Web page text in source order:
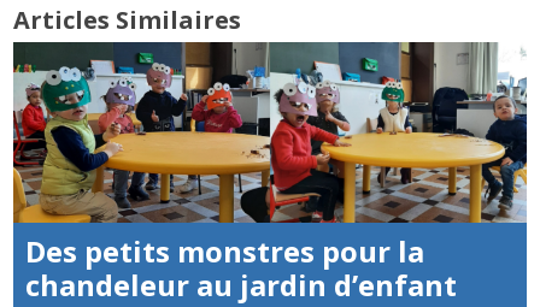
Articles Similaires
Des petits monstres pour la
chandeleur au jardin d’enfant